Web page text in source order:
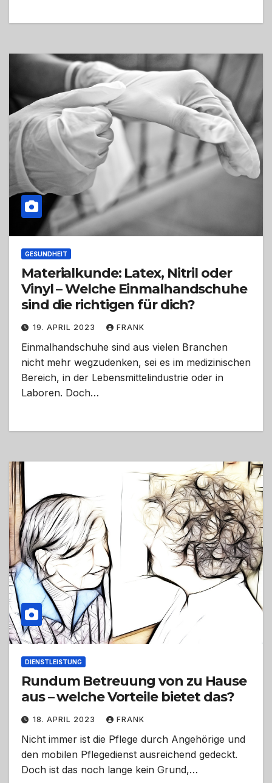
GESUNDHEIT
Materialkunde: Latex, Nitril oder
Vinyl – Welche Einmalhandschuhe
sind die richtigen für dich?
19. APRIL 2023 FRANK
Einmalhandschuhe sind aus vielen Branchen
nicht mehr wegzudenken, sei es im medizinischen
Bereich, in der Lebensmittelindustrie oder in
Laboren. Doch…
DIENSTLEISTUNG
Rundum Betreuung von zu Hause
aus – welche Vorteile bietet das?
18. APRIL 2023 FRANK
Nicht immer ist die Pflege durch Angehörige und
den mobilen Pflegedienst ausreichend gedeckt.
Doch ist das noch lange kein Grund,…